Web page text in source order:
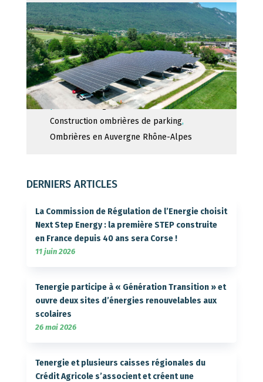
par Jérôme Fage|26 décembre 2023|
Construction ombrières de parking,
Ombrières en Auvergne Rhône-Alpes
DERNIERS ARTICLES
La Commission de Régulation de l’Energie choisit
Next Step Energy : la première STEP construite
en France depuis 40 ans sera Corse !
11 juin 2026
Tenergie participe à « Génération Transition » et
ouvre deux sites d’énergies renouvelables aux
scolaires
26 mai 2026
Tenergie et plusieurs caisses régionales du
Crédit Agricole s’associent et créent une